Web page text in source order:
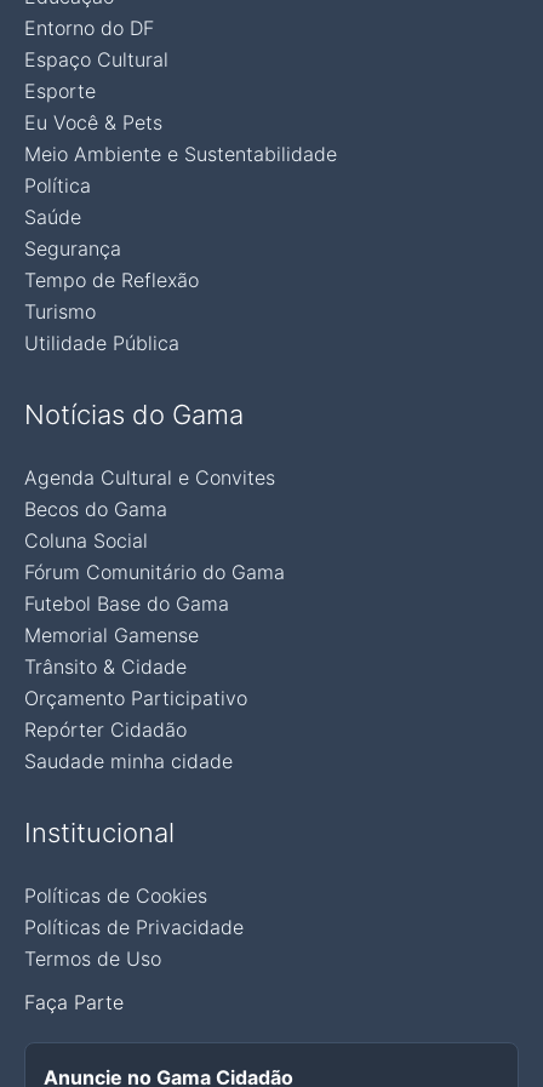
Entorno do DF
Espaço Cultural
Esporte
Eu Você & Pets
Meio Ambiente e Sustentabilidade
Política
Saúde
Segurança
Tempo de Reflexão
Turismo
Utilidade Pública
Notícias do Gama
Agenda Cultural e Convites
Becos do Gama
Coluna Social
Fórum Comunitário do Gama
Futebol Base do Gama
Memorial Gamense
Trânsito & Cidade
Orçamento Participativo
Repórter Cidadão
Saudade minha cidade
Institucional
Políticas de Cookies
Políticas de Privacidade
Termos de Uso
Faça Parte
Anuncie no Gama Cidadão